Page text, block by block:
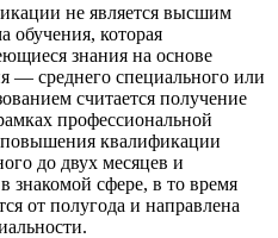
не является высшим
обучения, которая
знания на основе
— среднего специального или
считается получение
профессиональной
квалификации
до двух месяцев и
знакомой сфере, в то время
от полугода и направлена